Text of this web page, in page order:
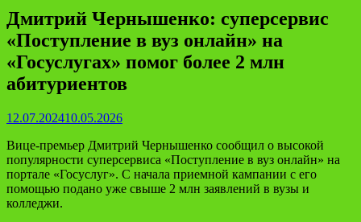
Дмитрий Чернышенко: суперсервис
«Поступление в вуз онлайн» на
«Госуслугах» помог более 2 млн
абитуриентов
12.07.202410.05.2026
Вице-премьер Дмитрий Чернышенко сообщил о высокой
популярности суперсервиса «Поступление в вуз онлайн» на
портале «Госуслуг». С начала приемной кампании с его
помощью подано уже свыше 2 млн заявлений в вузы и
колледжи.